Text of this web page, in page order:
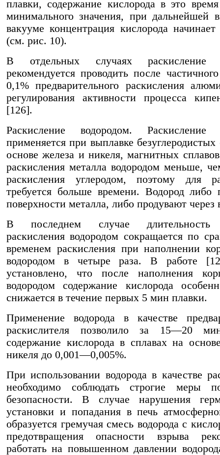
плавки, содержание кислорода в это время
минимального значения, при дальнейшей
вакууме концентрация кислорода начинает
(см. рис. 10).
В отдельных случаях раскисление
рекомендуется проводить после
0,1% предварительного раскисления
регулирования активности процесса
[126].
Раскисление водородом. Раскисление
применяется при выплавке безуглеродистых
основе железа и никеля, магнитных
раскисления металла водородом меньше,
раскисления углеродом, поэтому для
требуется больше времени. Водород либо
поверхности металла, либо продувают через
В последнем случае длительность
раскисления водородом сокращается по
временем раскисления при наполнении
водородом в четыре раза. В работе
установлено, что после наполнения
водородом содержание кислорода
снижается в течение первых 5 мин плавки.
Применение водорода в качестве
раскислителя позволило за 15—20
содержание кислорода в сплавах на
никеля до 0,001—0,005%.
При использовании водорода в качестве
необходимо соблюдать строгие меры
безопасности. В случае нарушения
установки и попадания в печь
образуется гремучая смесь водорода с
предотвращения опасности взрыва
работать на повышенном давлении